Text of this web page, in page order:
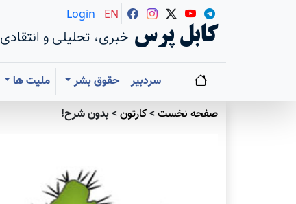
کابل پرس خبری، تحلیلی و انتقادی
Login EN
سردبیر حقوق بشر ملیت ها
صفحه نخست>کارتون>بدون شرح!